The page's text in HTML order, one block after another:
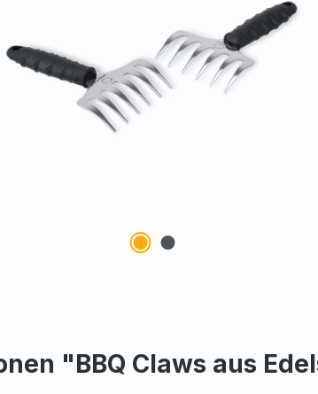
"BBQ Claws aus